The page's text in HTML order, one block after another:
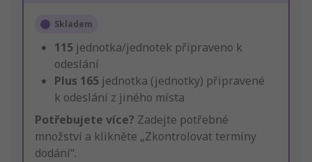
Skladem
115 jednotka/jednotek připraveno k
odeslání
Plus 165 jednotka (jednotky) připravené
k odeslání z jiného místa
Potřebujete více? Zadejte potřebné
množství a klikněte „Zkontrolovat termíny
dodání“.